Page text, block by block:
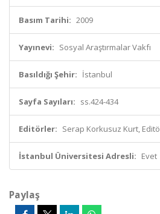
Basım Tarihi: 2009
Yayınevi: Sosyal Araştırmalar Vakfı
Basıldığı Şehir: İstanbul
Sayfa Sayıları: ss.424-434
Editörler: Serap Korkusuz Kurt,
İstanbul Üniversitesi Adresli: Evet
Paylaş